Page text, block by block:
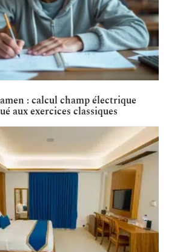
: calcul champ électrique
aux exercices classiques